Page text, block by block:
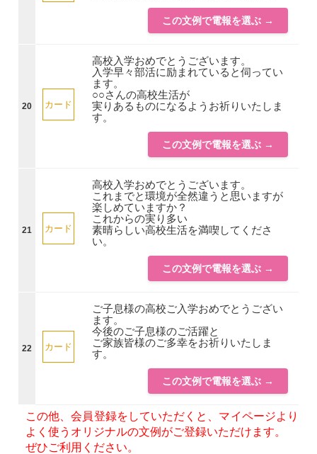
この文例で電報を選ぶ →
20 カード
高校入学おめでとうございます。
入学早々部活に励まれていると伺ってい
ます。
○○さんの高校生活が
実りあるものになるようお祈りいたしま
す。
この文例で電報を選ぶ →
21 カード
高校入学おめでとうございます。
これまでと環境が全然違うと思いますが
楽しめていますか？
これからの実り多い
素晴らしい高校生活を満喫してくださ
い。
この文例で電報を選ぶ →
22 カード
ご子息様の高校ご入学おめでとうござい
ます。
今後のご子息様のご活躍と
ご家族皆様のご多幸をお祈りいたしま
す。
この文例で電報を選ぶ →
この他、会員登録をしていただくと、マイページより
よく使うオリジナルの文例がご登録いただけます。
ぜひご利用ください。